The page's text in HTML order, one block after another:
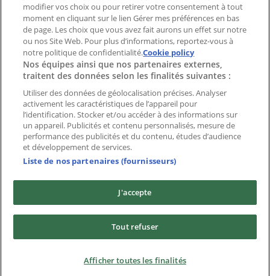
Index
Marques
Enseignes
Produits
Villes
Télécharger l'appli Tiendeo
Copyright © Tiendeo ® 2026 · Shopfully Marketing S.L.U. –
Conditions généralesPolitique de confidentialité
modifier vos choix ou pour retirer votre consentement à tout
moment en cliquant sur le lien Gérer mes préférences en bas
de page. Les choix que vous avez fait aurons un effet sur notre
ou nos Site Web. Pour plus d’informations, reportez-vous à
notre politique de confidentialité.Cookie policy
Nos équipes ainsi que nos partenaires externes,
traitent des données selon les finalités suivantes :
Utiliser des données de géolocalisation précises. Analyser
activement les caractéristiques de l’appareil pour
l’identification. Stocker et/ou accéder à des informations sur
un appareil. Publicités et contenu personnalisés, mesure de
performance des publicités et du contenu, études d’audience
et développement de services.
Liste de nos partenaires (fournisseurs)
J'accepte
Tout refuser
Afficher toutes les finalités